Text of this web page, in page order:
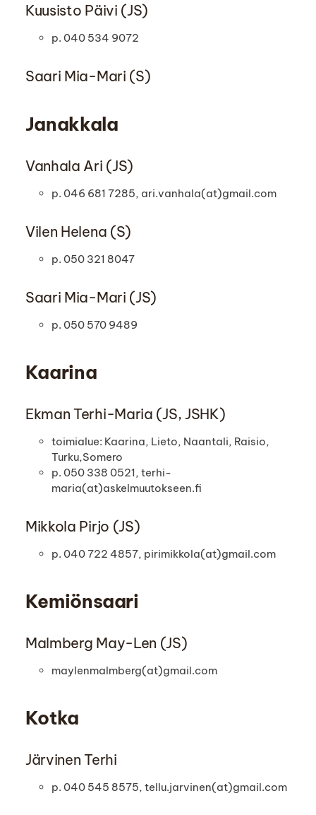
Kuusisto Päivi (JS)
p. 040 534 9072
Saari Mia-Mari (S)
Janakkala
Vanhala Ari (JS)
p. 046 681 7285, ari.vanhala(at)gmail.com
Vilen Helena (S)
p. 050 321 8047
Saari Mia-Mari (JS)
p. 050 570 9489
Kaarina
Ekman Terhi-Maria (JS, JSHK)
toimialue: Kaarina, Lieto, Naantali, Raisio,
Turku,Somero
p. 050 338 0521, terhi-
maria(at)askelmuutokseen.fi
Mikkola Pirjo (JS)
p. 040 722 4857, pirimikkola(at)gmail.com
Kemiönsaari
Malmberg May-Len (JS)
maylenmalmberg(at)gmail.com
Kotka
Järvinen Terhi
p. 040 545 8575, tellu.jarvinen(at)gmail.com